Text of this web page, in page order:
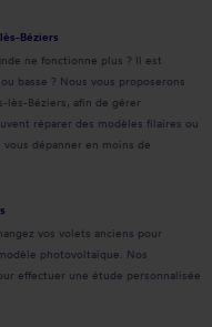
Béziers
ne fonctionne plus ? Il est
basse ? Nous vous proposerons
lès-Béziers, afin de gérer
réparer des modèles filaires ou
dépanner en moins de
vos volets anciens pour
photovoltaïque. Nos
effectuer une étude personnalisée